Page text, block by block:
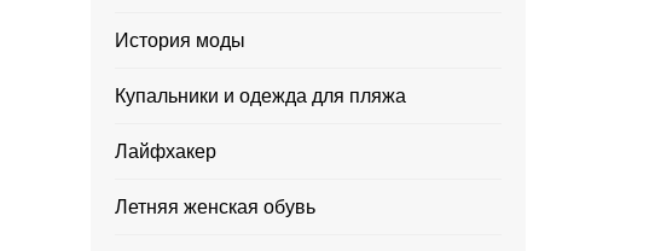
История моды
Купальники и одежда для пляжа
Лайфхакер
Летняя женская обувь